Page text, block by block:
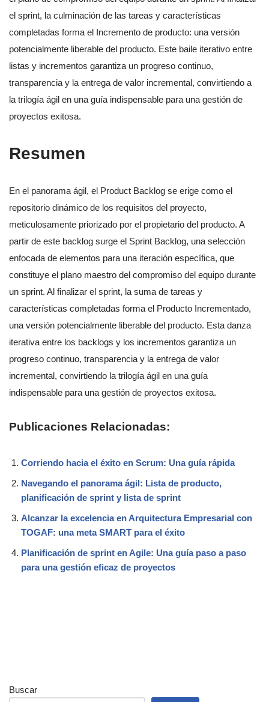
el sprint, la culminación de las tareas y características
completadas forma el Incremento de producto: una versión
potencialmente liberable del producto. Este baile iterativo entre
listas y incrementos garantiza un progreso continuo,
transparencia y la entrega de valor incremental, convirtiendo a
la trilogía ágil en una guía indispensable para una gestión de
proyectos exitosa.
Resumen
En el panorama ágil, el Product Backlog se erige como el
repositorio dinámico de los requisitos del proyecto,
meticulosamente priorizado por el propietario del producto. A
partir de este backlog surge el Sprint Backlog, una selección
enfocada de elementos para una iteración específica, que
constituye el plano maestro del compromiso del equipo durante
un sprint. Al finalizar el sprint, la suma de tareas y
características completadas forma el Producto Incrementado,
una versión potencialmente liberable del producto. Esta danza
iterativa entre los backlogs y los incrementos garantiza un
progreso continuo, transparencia y la entrega de valor
incremental, convirtiendo la trilogía ágil en una guía
indispensable para una gestión de proyectos exitosa.
Publicaciones Relacionadas:
Corriendo hacia el éxito en Scrum: Una guía rápida
Navegando el panorama ágil: Lista de producto,
planificación de sprint y lista de sprint
Alcanzar la excelencia en Arquitectura Empresarial con
TOGAF: una meta SMART para el éxito
Planificación de sprint en Agile: Una guía paso a paso
para una gestión eficaz de proyectos
Buscar